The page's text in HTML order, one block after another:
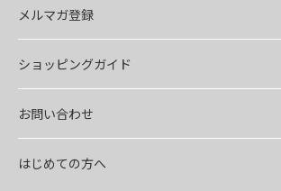
メルマガ登録
ショッピングガイド
お問い合わせ
はじめての方へ